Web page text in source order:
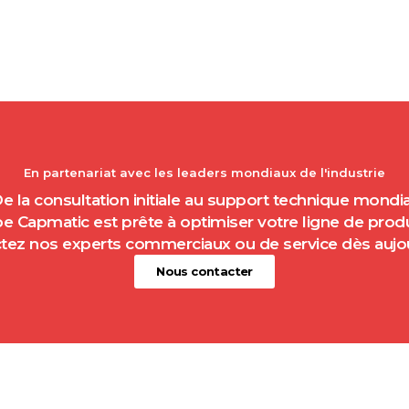
En partenariat avec les leaders mondiaux de l'industrie
la consultation initiale au support technique
Capmatic est prête à optimiser votre ligne de
nos experts commerciaux ou de service dès
Nous contacter